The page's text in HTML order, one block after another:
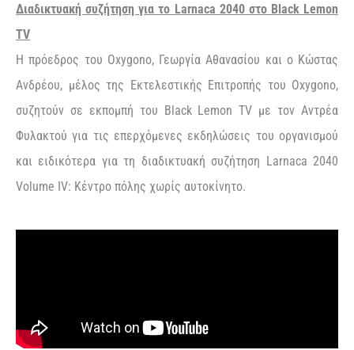
Διαδικτυακή συζήτηση για το Larnaca 2040 στο Black Lemon
TV
Η πρόεδρος του Oxygono, Γεωργία Αθανασίου και ο Κώστας
Ανδρέου, μέλος της Εκτελεστικής Επιτροπής του Oxygono,
συζητούν σε εκπομπή του Black Lemon TV με τον Αντρέα
Φυλακτού για τις επερχόμενες εκδηλώσεις του οργανισμού
και ειδικότερα για τη διαδικτυακή συζήτηση Larnaca 2040
Volume IV: Κέντρο πόλης χωρίς αυτοκίνητο.